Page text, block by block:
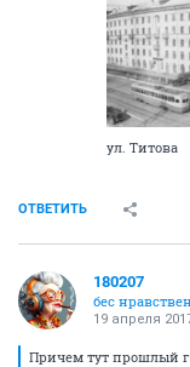
ул. Титова
ОТВЕТИТЬ
180207
бес
19 апреля
Причем тут прошлый